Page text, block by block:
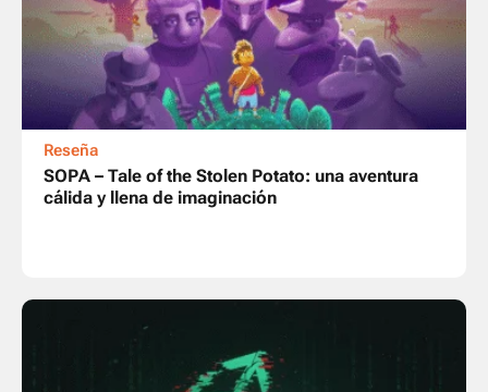
Reseña
SOPA – Tale of the Stolen Potato: una aventura
cálida y llena de imaginación